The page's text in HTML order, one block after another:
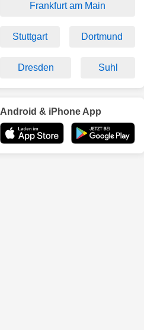
Frankfurt am Main
Stuttgart Dortmund
Dresden Suhl
Android & iPhone App